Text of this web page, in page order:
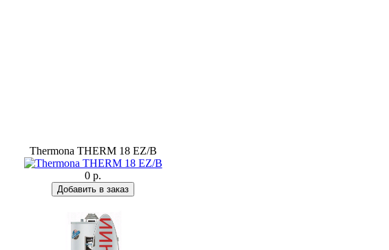
Thermona THERM 18 EZ/B
0 р.